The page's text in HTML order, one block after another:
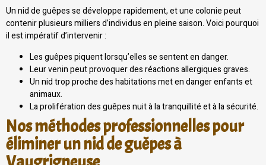
Un nid de guêpes se développe rapidement, et une colonie peut
contenir plusieurs milliers d’individus en pleine saison. Voici pourquoi
il est impératif d’intervenir :
Les guêpes piquent lorsqu’elles se sentent en danger.
Leur venin peut provoquer des réactions allergiques graves.
Un nid trop proche des habitations met en danger enfants et
animaux.
La prolifération des guêpes nuit à la tranquillité et à la sécurité.
Nos méthodes professionnelles pour
éliminer un nid de guêpes à